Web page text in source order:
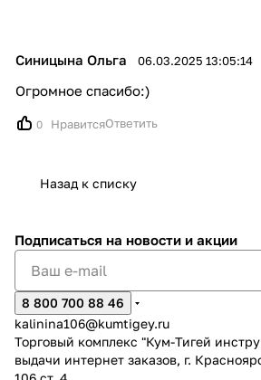
Синицына Ольга 06.03.2025 13:05:14
Огромное спасибо:)
0 НравитсяОтветить
Назад к списку
Подписаться на новости и акции
8 800 700 88 46
kalinina106@kumtigey.ru
Торговый комплекс "Кум-Тигей
выдачи интернет заказов, г.